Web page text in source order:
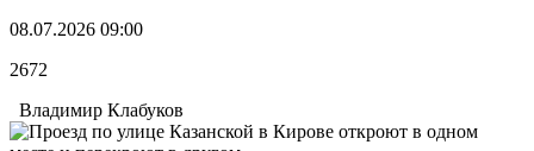
08.07.2026 09:00
2672
Владимир Клабуков